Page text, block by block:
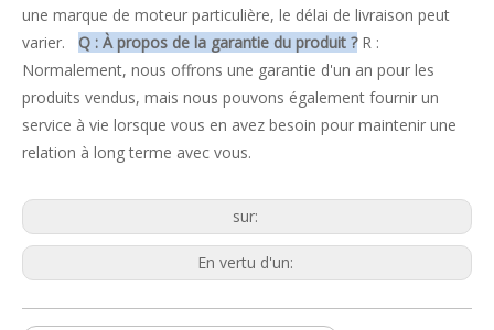
une marque de moteur particulière, le délai de livraison peut
varier. Q : À propos de la garantie du produit ?R :
Normalement, nous offrons une garantie d'un an pour les
produits vendus, mais nous pouvons également fournir un
service à vie lorsque vous en avez besoin pour maintenir une
relation à long terme avec vous.
sur:
En vertu d'un: